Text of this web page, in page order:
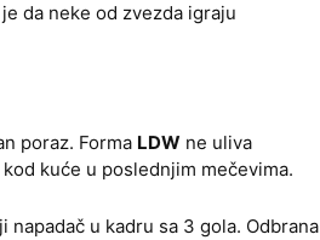
da neke od zvezda igraju
poraz. Forma LDW ne uliva
kuće u poslednjim mečevima.
napadač u kadru sa 3 gola. Odbrana